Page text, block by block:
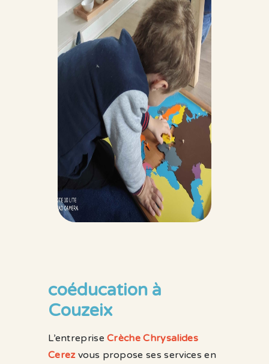
coéducation à
Couzeix
L’entrepriseCrèche Chrysalides
Cerezvous propose ses services en